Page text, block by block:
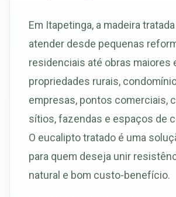
Em Itapetinga, a madeira
atender desde pequenas
residenciais até obras maiores
propriedades rurais,
empresas, pontos comerciais,
sítios, fazendas e espaços de
O eucalipto tratado é uma
para quem deseja unir
natural e bom custo-benefício.